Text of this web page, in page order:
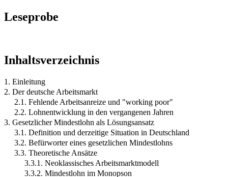
Leseprobe
Inhaltsverzeichnis
1. Einleitung
2. Der deutsche Arbeitsmarkt
2.1. Fehlende Arbeitsanreize und "working poor"
2.2. Lohnentwicklung in den vergangenen Jahren
3. Gesetzlicher Mindestlohn als Lösungsansatz
3.1. Definition und derzeitige Situation in Deutschland
3.2. Befürworter eines gesetzlichen Mindestlohns
3.3. Theoretische Ansätze
3.3.1. Neoklassisches Arbeitsmarktmodell
3.3.2. Mindestlohn im Monopson